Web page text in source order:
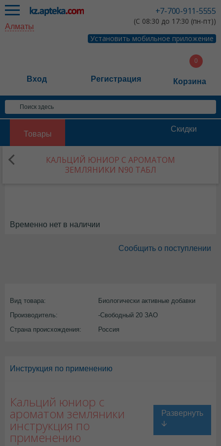
+7-700-911-5555
(С 08:30 до 17:30 (пн-пт))
Установить мобильное приложение
Алматы
Вход Регистрация Корзина
Товары
Скидки
КАЛЬЦИЙ ЮНИОР С АРОМАТОМ
ЗЕМЛЯНИКИ N90 ТАБЛ
Временно нет в наличии
Сообщить о поступлении
Вид товара:
Биологически активные добавки
Производитель:
-Свободный 20 ЗАО
Страна происхождения:
Россия
Инструкция по применению
Кальций юниор с
ароматом земляники
инструкция по
применению